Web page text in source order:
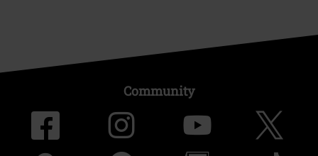
Community